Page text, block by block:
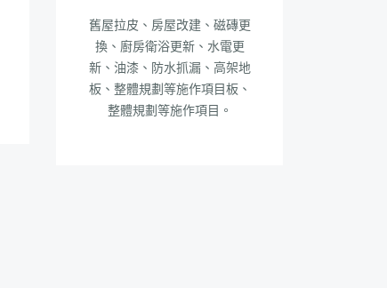
舊屋拉皮、房屋改建、磁磚更
換、廚房衛浴更新、水電更
新、油漆、防水抓漏、高架地
板、整體規劃等施作項目板、
整體規劃等施作項目。